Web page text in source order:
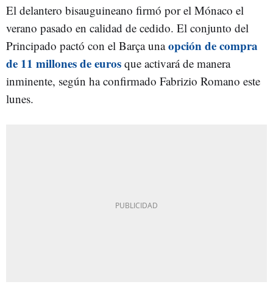
El delantero bisauguineano firmó por el Mónaco el
verano pasado en calidad de cedido. El conjunto del
Principado pactó con el Barça unaopción de compra
de 11 millones de euros que activará de manera
inminente, según ha confirmado Fabrizio Romano este
lunes.